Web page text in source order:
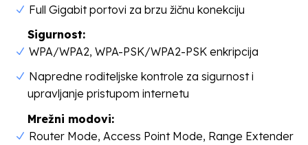
Full Gigabit portovi za brzu žičnu konekciju
Sigurnost:
WPA/WPA2, WPA-PSK/WPA2-PSK enkripcija
Napredne roditeljske kontrole za sigurnost i
upravljanje pristupom internetu
Mrežni modovi:
Router Mode, Access Point Mode, Range Extender